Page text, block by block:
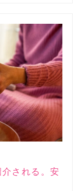
される。安